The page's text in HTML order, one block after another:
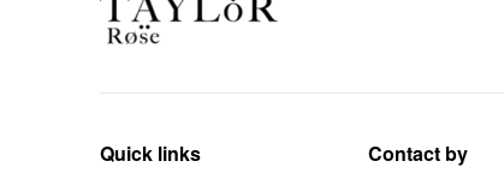
Contact by
Quick links